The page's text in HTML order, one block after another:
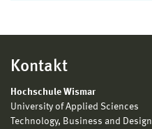
Kontakt
Hochschule Wismar
University of Applied Sciences
Technology, Business and Design